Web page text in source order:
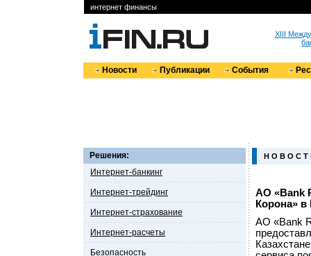
интернет финансы
XIII
Новости Публикации События
Решения:
Интернет-банкинг
Интернет-трейдинг
Интернет-страхование
Интернет-расчеты
Безопасность
Н О В О С Т
АО «Bank
Корона» в
АО «Bank